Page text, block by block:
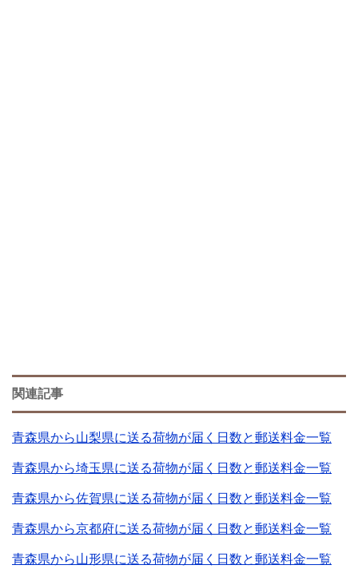
関連記事
青森県から山梨県に送る荷物が届く日数と郵送料金一覧
青森県から埼玉県に送る荷物が届く日数と郵送料金一覧
青森県から佐賀県に送る荷物が届く日数と郵送料金一覧
青森県から京都府に送る荷物が届く日数と郵送料金一覧
青森県から山形県に送る荷物が届く日数と郵送料金一覧